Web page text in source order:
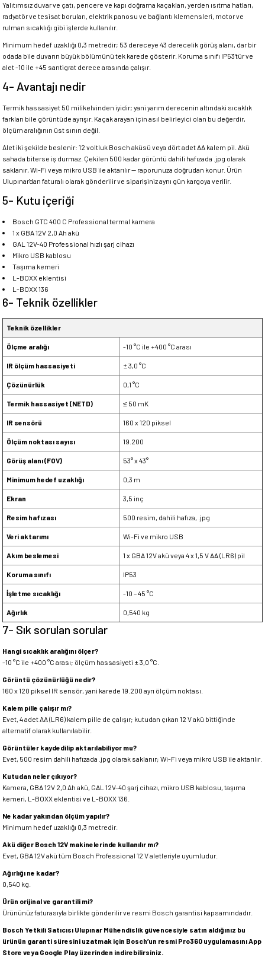
Yalıtımsız duvar ve çatı, pencere ve kapı doğrama kaçakları, yerden ısıtma hatları,
radyatör ve tesisat boruları, elektrik panosu ve bağlantı klemensleri, motor ve
rulman sıcaklığı gibi işlerde kullanılır.
Minimum hedef uzaklığı 0,3 metredir; 53 dereceye 43 derecelik görüş alanı, dar bir
odada bile duvarın büyük bölümünü tek karede gösterir. Koruma sınıfı IP53'tür ve
alet -10 ile +45 santigrat derece arasında çalışır.
4- Avantajı nedir
Termik hassasiyet 50 milikelvinden iyidir; yani yarım derecenin altındaki sıcaklık
farkları bile görüntüde ayrışır. Kaçak arayan için asıl belirleyici olan bu değerdir,
ölçüm aralığının üst sınırı değil.
Alet iki şekilde beslenir: 12 voltluk Bosch aküsü veya dört adet AA kalem pil. Akü
sahada biterse iş durmaz. Çekilen 500 kadar görüntü dahili hafızada .jpg olarak
saklanır, Wi-Fi veya mikro USB ile aktarılır — raporunuza doğrudan konur. Ürün
Ulupınar'dan faturalı olarak gönderilir ve siparişiniz aynı gün kargoya verilir.
5- Kutu içeriği
Bosch GTC 400 C Professional termal kamera
1 x GBA 12V 2,0 Ah akü
GAL 12V-40 Professional hızlı şarj cihazı
Mikro USB kablosu
Taşıma kemeri
L-BOXX eklentisi
L-BOXX 136
6- Teknik özellikler
Teknik özellikler
Ölçme aralığı -10 °C ile +400 °C arası
IR ölçüm hassasiyeti ± 3,0 °C
Çözünürlük 0,1 °C
Termik hassasiyet (NETD) ≤ 50 mK
IR sensörü 160 x 120 piksel
Ölçüm noktası sayısı 19.200
Görüş alanı (FOV) 53° x 43°
Minimum hedef uzaklığı 0,3 m
Ekran 3,5 inç
Resim hafızası 500 resim, dahili hafıza, .jpg
Veri aktarımı Wi-Fi ve mikro USB
Akım beslemesi 1 x GBA 12V akü veya 4 x 1,5 V AA (LR6) pil
Koruma sınıfı IP53
İşletme sıcaklığı -10 – 45 °C
Ağırlık 0,540 kg
7- Sık sorulan sorular
Hangi sıcaklık aralığını ölçer?
-10 °C ile +400 °C arası; ölçüm hassasiyeti ± 3,0 °C.
Görüntü çözünürlüğü nedir?
160 x 120 piksel IR sensör, yani karede 19.200 ayrı ölçüm noktası.
Kalem pille çalışır mı?
Evet, 4 adet AA (LR6) kalem pille de çalışır; kutudan çıkan 12 V akü bittiğinde
alternatif olarak kullanılabilir.
Görüntüler kaydedilip aktarılabiliyor mu?
Evet, 500 resim dahili hafızada .jpg olarak saklanır; Wi-Fi veya mikro USB ile aktarılır.
Kutudan neler çıkıyor?
Kamera, GBA 12V 2,0 Ah akü, GAL 12V-40 şarj cihazı, mikro USB kablosu, taşıma
kemeri, L-BOXX eklentisi ve L-BOXX 136.
Ne kadar yakından ölçüm yapılır?
Minimum hedef uzaklığı 0,3 metredir.
Akü diğer Bosch 12V makinelerinde kullanılır mı?
Evet, GBA 12V akü tüm Bosch Professional 12 V aletleriyle uyumludur.
Ağırlığı ne kadar?
0,540 kg.
Ürün orijinal ve garantili mi?
Ürününüz faturasıyla birlikte gönderilir ve resmi Bosch garantisi kapsamındadır.
Bosch Yetkili Satıcısı Ulupınar Mühendislik güvencesiyle satın aldığınız bu
ürünün garanti süresini uzatmak için Bosch’un resmi Pro360 uygulamasını App
Store veya Google Play üzerinden indirebilirsiniz.